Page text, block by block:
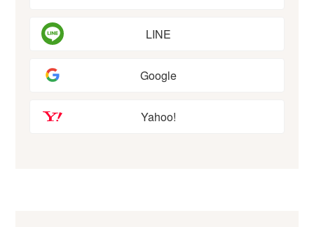
LINE
Google
Yahoo!